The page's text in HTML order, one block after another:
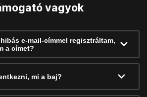
vagyok
e-mail-címmel regisztráltam,
a címet?
mi a baj?